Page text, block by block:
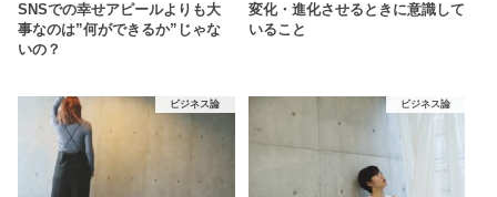
SNSでの幸せアピールよりも大
事なのは”何ができるか”じゃな
いの？
変化・進化させるときに意識して
いること
ビジネス論 ビジネス論